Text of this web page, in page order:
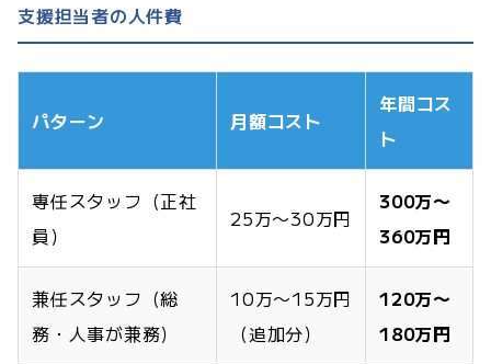
支援担当者の人件費
パターン 月額コスト
年間コス
ト
専任スタッフ（正社
員）
25万〜30万円
300万〜
360万円
兼任スタッフ（総
務・人事が兼務）
10万〜15万円
（追加分）
120万〜
180万円